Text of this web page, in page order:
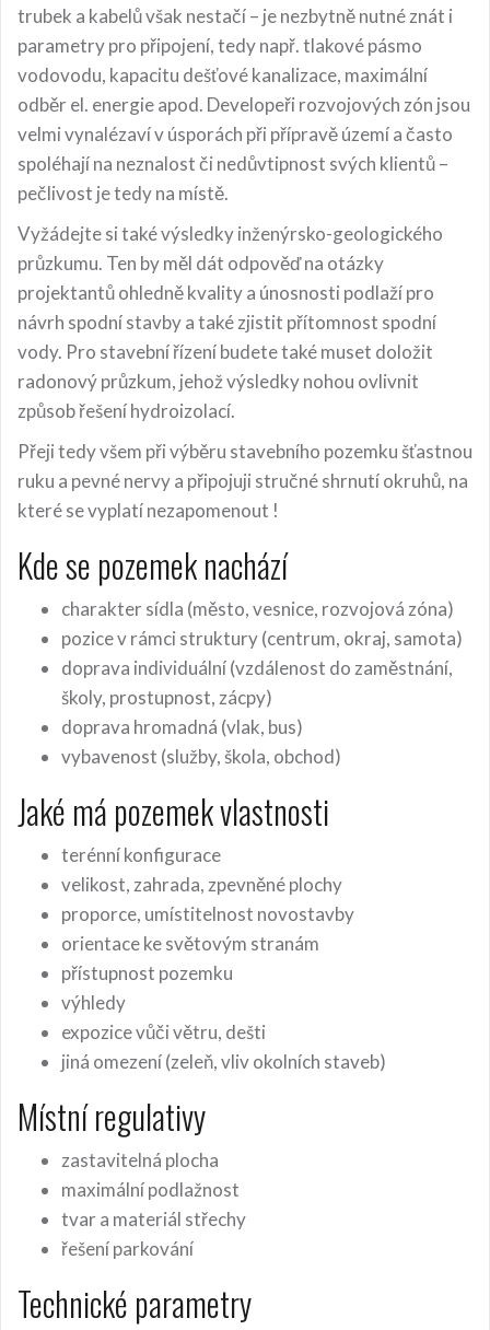
trubek a kabelů však nestačí – je nezbytně nutné znát i
parametry pro připojení, tedy např. tlakové pásmo
vodovodu, kapacitu dešťové kanalizace, maximální
odběr el. energie apod. Developeři rozvojových zón jsou
velmi vynalézaví v úsporách při přípravě území a často
spoléhají na neznalost či nedůvtipnost svých klientů –
pečlivost je tedy na místě.
Vyžádejte si také výsledky inženýrsko-geologického
průzkumu. Ten by měl dát odpověď na otázky
projektantů ohledně kvality a únosnosti podlaží pro
návrh spodní stavby a také zjistit přítomnost spodní
vody. Pro stavební řízení budete také muset doložit
radonový průzkum, jehož výsledky nohou ovlivnit
způsob řešení hydroizolací.
Přeji tedy všem při výběru stavebního pozemku šťastnou
ruku a pevné nervy a připojuji stručné shrnutí okruhů, na
které se vyplatí nezapomenout !
Kde se pozemek nachází
charakter sídla (město, vesnice, rozvojová zóna)
pozice v rámci struktury (centrum, okraj, samota)
doprava individuální (vzdálenost do zaměstnání,
školy, prostupnost, zácpy)
doprava hromadná (vlak, bus)
vybavenost (služby, škola, obchod)
Jaké má pozemek vlastnosti
terénní konfigurace
velikost, zahrada, zpevněné plochy
proporce, umístitelnost novostavby
orientace ke světovým stranám
přístupnost pozemku
výhledy
expozice vůči větru, dešti
jiná omezení (zeleň, vliv okolních staveb)
Místní regulativy
zastavitelná plocha
maximální podlažnost
tvar a materiál střechy
řešení parkování
Technické parametry